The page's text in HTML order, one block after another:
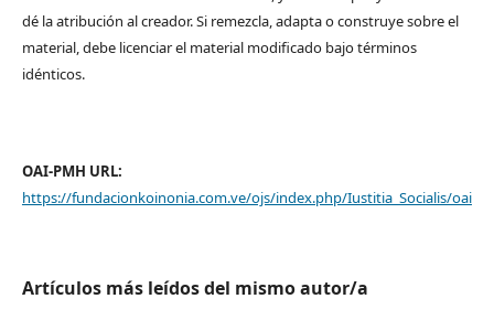
dé la atribución al creador. Si remezcla, adapta o construye sobre el
material, debe licenciar el material modificado bajo términos
idénticos.
OAI-PMH URL:
https://fundacionkoinonia.com.ve/ojs/index.php/Iustitia_Socialis/oai
Artículos más leídos del mismo autor/a